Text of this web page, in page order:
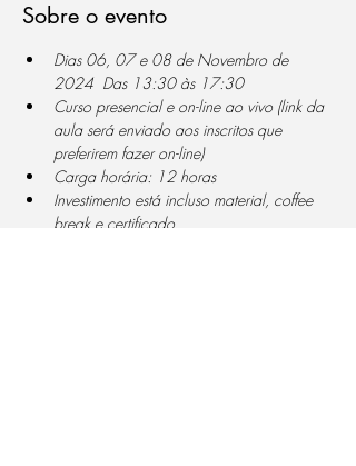
Sobre o evento
Dias 06, 07 e 08 de Novembro de
2024  Das 13:30 às 17:30
Curso presencial e on-line ao vivo (link da
aula será enviado aos inscritos que
preferirem fazer on-line)
Carga horária: 12 horas
Investimento está incluso material, coffee
break e certificado